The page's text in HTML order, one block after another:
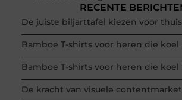
RECENTE
De juiste biljarttafel kiezen voor
Bamboe T-shirts voor heren die koel
Bamboe T-shirts voor heren die koel
De kracht van visuele